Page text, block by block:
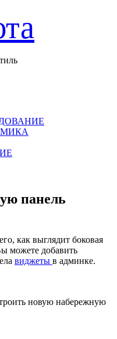
панель
как выглядит боковая
можете добавить
виджеты в админке.
новую набережную